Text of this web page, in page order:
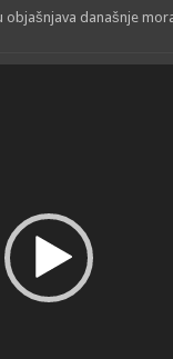
današnje